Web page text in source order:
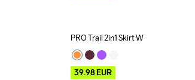
Outlet
PRO Trail 2in1 Skirt W
39.98EUR